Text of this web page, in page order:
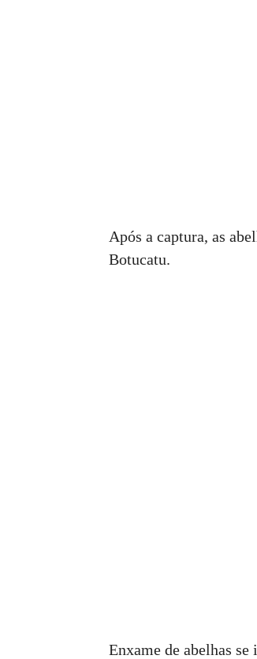
Após a captura, as
Botucatu.
Enxame de abelhas